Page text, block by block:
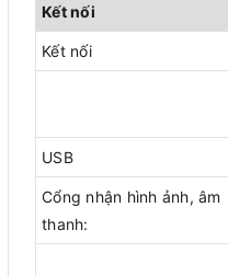
Kết nối
Kết nối
USB
Cổng nhận hình ảnh, âm
thanh: